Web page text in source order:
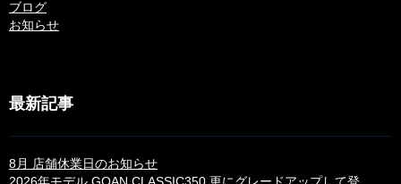
ブログ
お知らせ
最新記事
8月 店舗休業日のお知らせ